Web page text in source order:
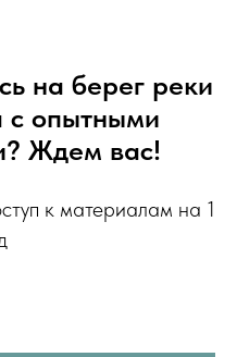
на берег реки
с опытными
Ждем вас!
к материалам на 1